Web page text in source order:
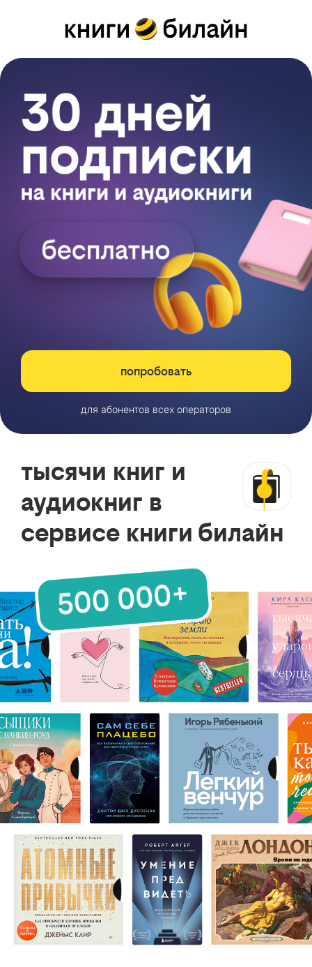
попробовать
для абонентов всех операторов
тысячи книг и
аудиокниг в
сервисе книги билайн